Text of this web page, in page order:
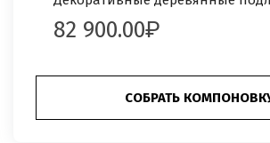
82 900.00
СОБРАТЬ